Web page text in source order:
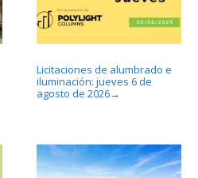
Licitaciones de alumbrado e
iluminación: jueves 6 de
agosto de 2026→